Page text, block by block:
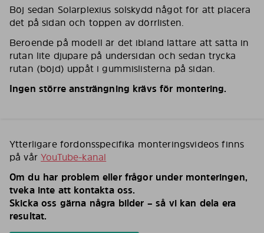
Böj sedan Solarplexius solskydd något för att placera
det på sidan och toppen av dörrlisten.
Beroende på modell är det ibland lättare att sätta in
rutan lite djupare på undersidan och sedan trycka
rutan (böjd) uppåt i gummislisterna på sidan.
Ingen större ansträngning krävs för montering.
Ytterligare fordonsspecifika monteringsvideos finns
på vårYouTube-kanal
Om du har problem eller frågor under monteringen,
tveka inte att kontakta oss.
Skicka oss gärna några bilder – så vi kan dela era
resultat.